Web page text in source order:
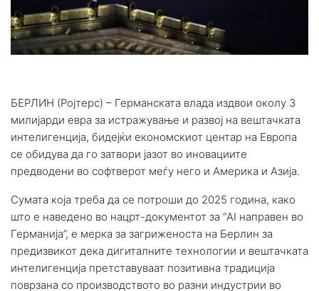
БЕРЛИН (Ројтерс) – Германската влада издвои околу 3
милијарди евра за истражување и развој на вештачката
интелигенција, бидејќи економскиот центар на Европа
се обидува да го затвори јазот во иновациите
предводени во софтверот меѓу него и Америка и Азија.
Сумата која треба да се потроши до 2025 година, како
што е наведено во нацрт-документот за “AI направен во
Германија”, е мерка за загриженоста на Берлин за
предизвикот дека дигиталните технологии и вештачката
интелигенција претставуваат позитивна традиција
поврзана со производството во разни индустрии во